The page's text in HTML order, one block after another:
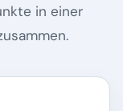
in einer